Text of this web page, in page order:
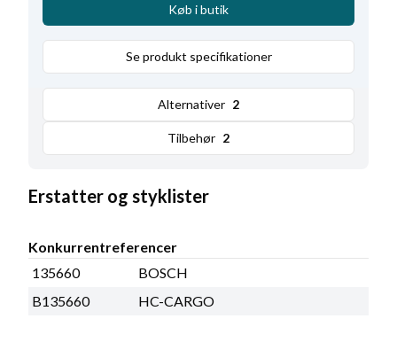
Køb i butik
Se produkt specifikationer
Alternativer 2
Tilbehør 2
Erstatter og styklister
Konkurrentreferencer
135660
BOSCH
B135660
HC-CARGO